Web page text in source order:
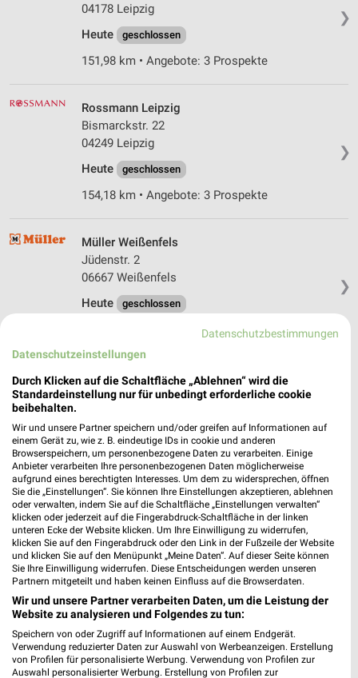
❯
04178 Leipzig
Heute
geschlossen
151,98 km • Angebote: 3 Prospekte
❯
Rossmann Leipzig
Bismarckstr. 22
04249 Leipzig
Heute
geschlossen
154,18 km • Angebote: 3 Prospekte
❯
Müller Weißenfels
Jüdenstr. 2
06667 Weißenfels
Heute
geschlossen
176,63 km • Angebote: 3 Prospekte
Rossmann Weißenfels
Jüdenstr. 9
Heute
geschlossen
176,62 km • Angebote: 3 Prospekte
Rossmann Merseburg
Kollenbeyer Weg 2 m
06217 Merseburg
Heute geschlossen
160,13 km • Angebote: 3 Prospekte
Rossmann Leipzig
Lützner Str. 150
Datenschutzbestimmungen
Datenschutzeinstellungen
Durch Klicken auf die Schaltfläche „Ablehnen“ wird die
Standardeinstellung nur für unbedingt erforderliche cookie
beibehalten.
Wir und unsere Partner speichern und/oder greifen auf Informationen auf
einem Gerät zu, wie z. B. eindeutige IDs in cookie und anderen
Browserspeichern, um personenbezogene Daten zu verarbeiten. Einige
Anbieter verarbeiten Ihre personenbezogenen Daten möglicherweise
aufgrund eines berechtigten Interesses. Um dem zu widersprechen, öffnen
Sie die „Einstellungen“. Sie können Ihre Einstellungen akzeptieren, ablehnen
oder verwalten, indem Sie auf die Schaltfläche „Einstellungen verwalten“
klicken oder jederzeit auf die Fingerabdruck-Schaltfläche in der linken
unteren Ecke der Website klicken. Um Ihre Einwilligung zu widerrufen,
klicken Sie auf den Fingerabdruck oder den Link in der Fußzeile der Website
und klicken Sie auf den Menüpunkt „Meine Daten“. Auf dieser Seite können
Sie Ihre Einwilligung widerrufen. Diese Entscheidungen werden unseren
Partnern mitgeteilt und haben keinen Einfluss auf die Browserdaten.
Wir und unsere Partner verarbeiten Daten, um die Leistung der
Website zu analysieren und Folgendes zu tun:
Speichern von oder Zugriff auf Informationen auf einem Endgerät.
Verwendung reduzierter Daten zur Auswahl von Werbeanzeigen. Erstellung
von Profilen für personalisierte Werbung. Verwendung von Profilen zur
Auswahl personalisierter Werbung. Erstellung von Profilen zur